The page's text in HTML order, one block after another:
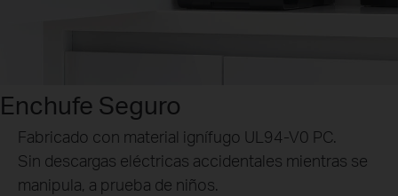
Enchufe Seguro
Fabricado con material ignífugo UL94-V0 PC.
Sin descargas eléctricas accidentales mientras se
manipula, a prueba de niños.